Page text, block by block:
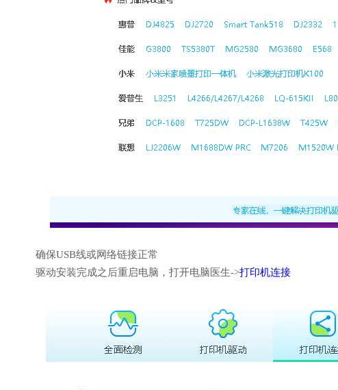
确保USB线或网络链接正常
驱动安装完成之后重启电脑，打开电脑医生->打印机连接